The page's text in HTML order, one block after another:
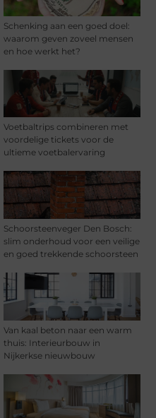
Schenking aan een goed doel:
waarom geven zoveel mensen
en hoe werkt het?
Voetbaltrips combineren met
voordelige tickets voor de
ultieme voetbalervaring
Schoorsteenveger Den Bosch:
slim onderhoud voor een veilige
en goed trekkende schoorsteen
Van kaal beton naar een warm
thuis: Interieurbouw in
Nijkerkse nieuwbouw